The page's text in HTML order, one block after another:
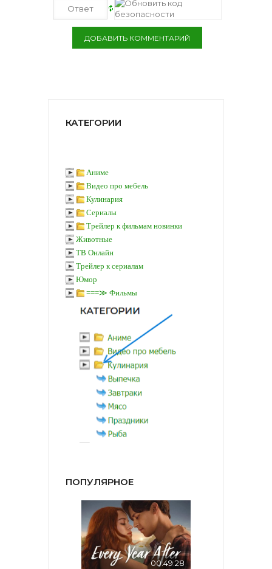
КАТЕГОРИИ
Аниме
Видео про мебель
Кулинария
Сериалы
Трейлер к фильмам новинки
Животные
ТВ Онлайн
Трейлер к сериалам
Юмор
===≫ Фильмы
ПОПУЛЯРНОЕ
00:49:28